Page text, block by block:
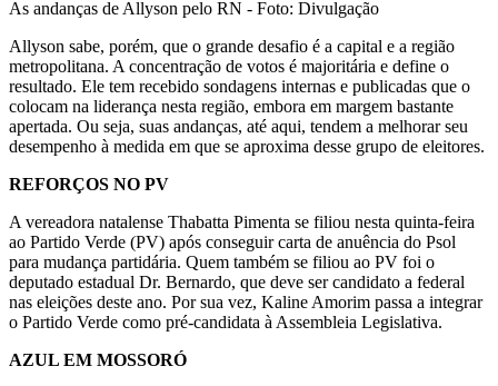
As andanças de Allyson pelo RN - Foto: Divulgação
Allyson sabe, porém, que o grande desafio é a capital e a região
metropolitana. A concentração de votos é majoritária e define o
resultado. Ele tem recebido sondagens internas e publicadas que o
colocam na liderança nesta região, embora em margem bastante
apertada. Ou seja, suas andanças, até aqui, tendem a melhorar seu
desempenho à medida em que se aproxima desse grupo de eleitores.
REFORÇOS NO PV
A vereadora natalense Thabatta Pimenta se filiou nesta quinta-feira
ao Partido Verde (PV) após conseguir carta de anuência do Psol
para mudança partidária. Quem também se filiou ao PV foi o
deputado estadual Dr. Bernardo, que deve ser candidato a federal
nas eleições deste ano. Por sua vez, Kaline Amorim passa a integrar
o Partido Verde como pré-candidata à Assembleia Legislativa.
AZUL EM MOSSORÓ